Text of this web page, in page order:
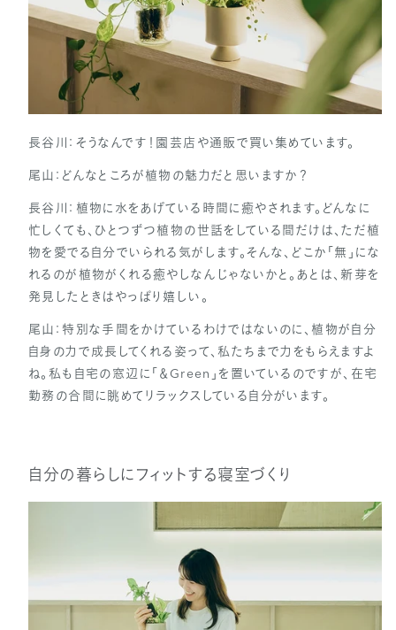
長谷川：そうなんです！園芸店や通販で買い集めています。
尾山：どんなところが植物の魅力だと思いますか？
長谷川：植物に水をあげている時間に癒やされます。どんなに
忙しくても、ひとつずつ植物の世話をしている間だけは、ただ植
物を愛でる自分でいられる気がします。そんな、どこか「無」にな
れるのが植物がくれる癒やしなんじゃないかと。あとは、新芽を
発見したときはやっぱり嬉しい。
尾山：特別な手間をかけているわけではないのに、植物が自分
自身の力で成長してくれる姿って、私たちまで力をもらえますよ
ね。私も自宅の窓辺に「＆Green」を置いているのですが、在宅
勤務の合間に眺めてリラックスしている自分がいます。
自分の暮らしにフィットする寝室づくり